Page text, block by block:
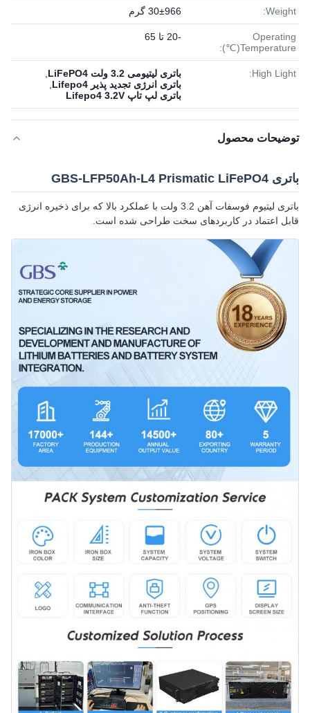
Weight: 30±966 گرم
Operating
Temperature(℃):
-20 تا 65
High Light: باتری لیتیومی 3.2 ولت LiFePO4
باتری انرژی تجدید پذیر Lifepo4
باتری لپ تاپ Lifepo4 3.2V
توضیحات محصول
باتری GBS-LFP50Ah-L4 Prismatic LiFePO4
باتری لیتیوم فوسفات آهن 3.2 ولت با عملکرد بالا که برای ذخیره انرژی
قابل اعتماد در کاربردهای سخت طراحی شده است.